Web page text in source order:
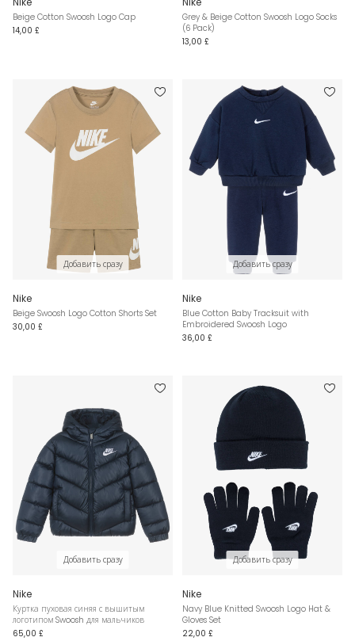
Beige Cotton Swoosh Logo Cap
14,00 £
Grey & Beige Cotton Swoosh Logo Socks
(6 Pack)
13,00 £
Добавить сразу
Nike
Beige Swoosh Logo Cotton Shorts Set
30,00 £
Добавить сразу
Nike
Blue Cotton Baby Tracksuit with
Embroidered Swoosh Logo
36,00 £
Добавить сразу
Nike
Куртка пуховая синяя с вышитым
логотипом Swoosh для мальчиков
65,00 £
Добавить сразу
Nike
Navy Blue Knitted Swoosh Logo Hat &
Gloves Set
22,00 £